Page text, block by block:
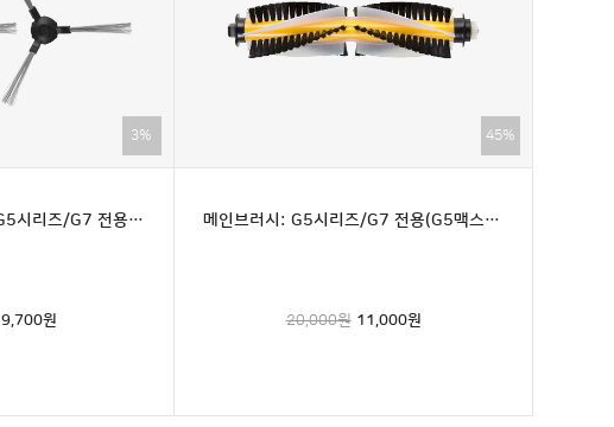
3%
사이드브러시 1세트: G5시리즈/G7 전용(G5맥스 호환불가)
9,700원
45%
메인브러시: G5시리즈/G7 전용(G5맥스 호환불가)
20,000원 11,000원